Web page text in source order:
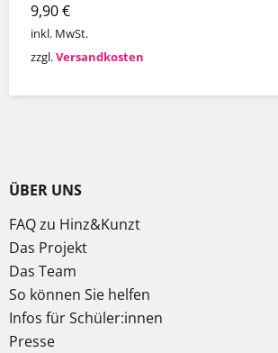
9,90€
inkl. MwSt.
zzgl.Versandkosten
ÜBER UNS
FAQ zu Hinz&Kunzt
Das Projekt
Das Team
So können Sie helfen
Infos für Schüler:innen
Presse